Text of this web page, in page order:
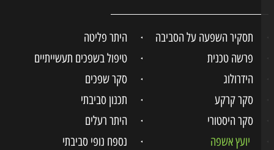
תסקיר השפעה על הסביבה
היתר פליטה
פרשה טכנית
טיפול בשפכים תעשייתיים
הידרולוג
סקר שפכים
סקר קרקע
תכנון סביבתי
סקר היסטורי
היתר רעלים
יועץ אשפה
נספח נופי סביבתי